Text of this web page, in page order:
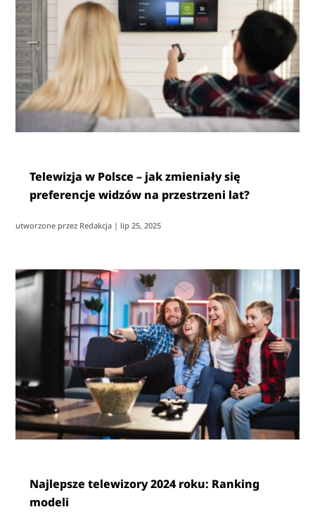
Telewizja w Polsce – jak zmieniały się
preferencje widzów na przestrzeni lat?
utworzone przez Redakcja | lip 25, 2025
Najlepsze telewizory 2024 roku: Ranking
modeli